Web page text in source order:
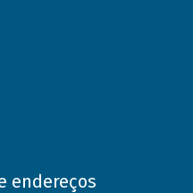
endereços